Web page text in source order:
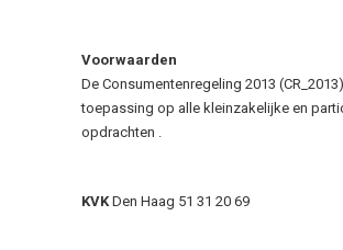
Voorwaarden
De Consumentenregeling 2013
toepassing op alle kleinzakelijke en
opdrachten .
KVK Den Haag 51 31 20 69